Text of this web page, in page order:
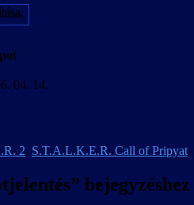
04. 14.
2, S.T.A.L.K.E.R. Call of Pripyat,
” bejegyzéshez